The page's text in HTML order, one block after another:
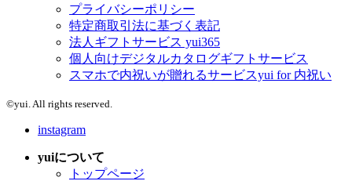
プライバシーポリシー
特定商取引法に基づく表記
法人ギフトサービス yui365
個人向けデジタルカタログギフトサービス
スマホで内祝いが贈れるサービスyui for 内祝い
©yui. All rights reserved.
instagram
yuiについて
トップページ